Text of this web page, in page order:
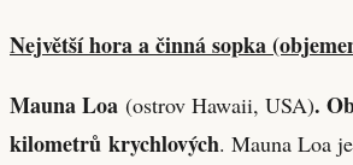
Největší hora a činná sopka
Mauna Loa (ostrov Hawaii, USA).
kilometrů krychlových. Mauna Loa